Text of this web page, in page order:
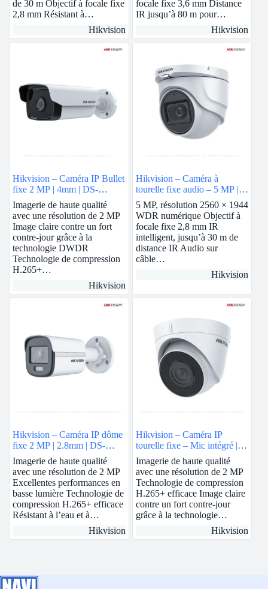
de 30 m Objectif à focale fixe
2,8 mm Résistant à…
Hikvision
focale fixe 3,6 mm Distance
IR jusqu’à 80 m pour…
Hikvision
Hikvision – Caméra IP Bullet
fixe 2 MP | 4mm | DS-
2CD1T23G0-I
Imagerie de haute qualité
avec une résolution de 2 MP
Image claire contre un fort
contre-jour grâce à la
technologie DWDR
Technologie de compression
H.265+…
Hikvision
Hikvision – Caméra à
tourelle fixe audio – 5 MP |
DS-76H0T-ITMFS
5 MP, résolution 2560 × 1944
WDR numérique Objectif à
focale fixe 2,8 mm IR
intelligent, jusqu’à 30 m de
distance IR Audio sur
câble…
Hikvision
Hikvision – Caméra IP dôme
fixe 2 MP | 2.8mm | DS-
2CD1123G0E-I
Imagerie de haute qualité
avec une résolution de 2 MP
Excellentes performances en
basse lumière Technologie de
compression H.265+ efficace
Résistant à l’eau et à…
Hikvision
Hikvision – Caméra IP
tourelle fixe – Mic intégré | 2
MP | 2.8mm | DS-
2CD1323G0-IUF
Imagerie de haute qualité
avec une résolution de 2 MP
Technologie de compression
H.265+ efficace Image claire
contre un fort contre-jour
grâce à la technologie…
Hikvision